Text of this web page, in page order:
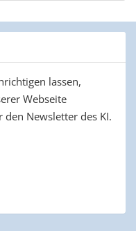
lassen,
Webseite
Newsletter des KI.